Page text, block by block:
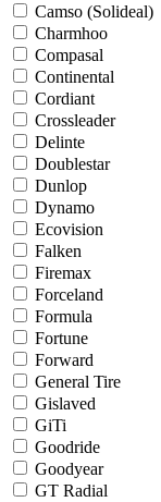
Camso (Solideal)
Charmhoo
Compasal
Continental
Cordiant
Crossleader
Delinte
Doublestar
Dunlop
Dynamo
Ecovision
Falken
Firemax
Forceland
Formula
Fortune
Forward
General Tire
Gislaved
GiTi
Goodride
Goodyear
GT Radial